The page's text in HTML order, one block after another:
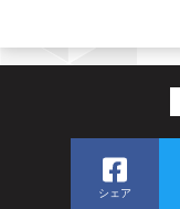
シェア